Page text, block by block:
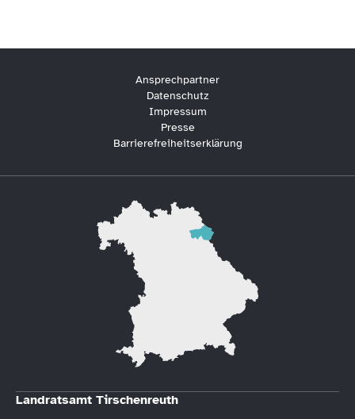
Ansprechpartner
Datenschutz
Impressum
Presse
Barrierefreiheitserklärung
Landratsamt Tirschenreuth